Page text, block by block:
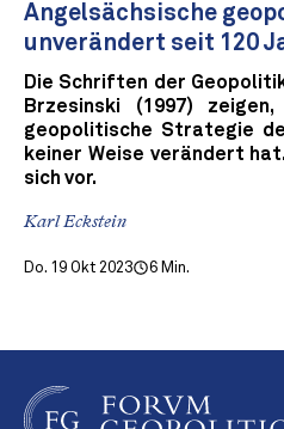
Angelsächsische
unverändert seit 120
Die Schriften der
Brzesinski (1997)
geopolitische Strategie
keiner Weise verändert
sich vor.
Karl Eckstein
Do. 19 Okt 2023 6 Min.